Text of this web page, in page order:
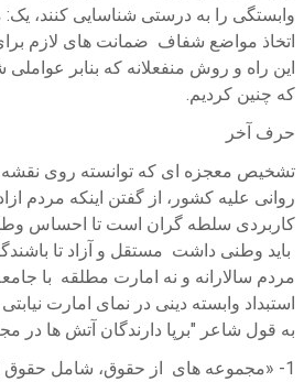
وابستگی را به درستی شناسایی کنند،
اتخاذ مواضع شفاف ضمانت های لازم برای
این راه و روش منفعلانه که بنابر
که چنین کردیم.
حرف آخر
تشخیص معجزه ای که توانسته روی نقشه
روانی علیه کشور، از گفتن اینکه مردم
کاربردی سلطه گران است تا احساس وطن
باید وطنی داشت مستقل و آزاد تا
مردم سالارانه و نه امارت مطلقه با
استبداد وابسته دینی در نمای امارت
به قول شاعر "برپا دارندگان آتش ها
1- «مجموعه های از حقوق، شامل حقوق